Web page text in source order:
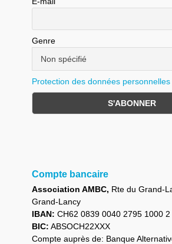
Genre
Protection des données personnelles
Compte bancaire
Association AMBC, Rte du Grand-
Grand-Lancy
IBAN: CH62 0839 0040 2795 1000 2
BIC: ABSOCH22XXX
Compte auprès de: Banque